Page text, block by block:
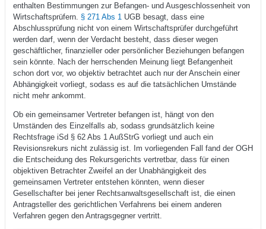
enthalten Bestimmungen zur Befangen- und Ausgeschlossenheit von
Wirtschaftsprüfern. § 271 Abs 1 UGB besagt, dass eine
Abschlussprüfung nicht von einem Wirtschaftsprüfer durchgeführt
werden darf, wenn der Verdacht besteht, dass dieser wegen
geschäftlicher, finanzieller oder persönlicher Beziehungen befangen
sein könnte. Nach der herrschenden Meinung liegt Befangenheit
schon dort vor, wo objektiv betrachtet auch nur der Anschein einer
Abhängigkeit vorliegt, sodass es auf die tatsächlichen Umstände
nicht mehr ankommt.
Ob ein gemeinsamer Vertreter befangen ist, hängt von den
Umständen des Einzelfalls ab, sodass grundsätzlich keine
Rechtsfrage iSd § 62 Abs 1 AußStrG vorliegt und auch ein
Revisionsrekurs nicht zulässig ist. Im vorliegenden Fall fand der OGH
die Entscheidung des Rekursgerichts vertretbar, dass für einen
objektiven Betrachter Zweifel an der Unabhängigkeit des
gemeinsamen Vertreter entstehen könnten, wenn dieser
Gesellschafter bei jener Rechtsanwaltsgesellschaft ist, die einen
Antragsteller des gerichtlichen Verfahrens bei einem anderen
Verfahren gegen den Antragsgegner vertritt.